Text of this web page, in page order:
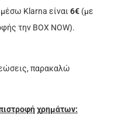
Klarna είναι 6€ (με
την BOX NOW).
παρακαλώ
ιστροφήχρημάτων: